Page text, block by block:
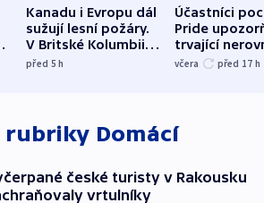
Kanadu i Evropu dál
sužují lesní požáry.
V Britské Kolumbii
evakuovali tisíce lidí
před 5h
Účastníci
Pride
trvající
včera před 17 h
rubriky Domácí
české turisty v Rakousku
vrtulníky